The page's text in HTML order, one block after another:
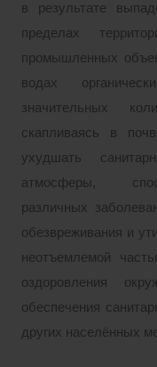
в результате
пределах
промышленных
водах
значительных
скапливаясь в
ухудшать
атмосферы,
различных
обезвреживания и
неотъемлемой
оздоровления
обеспечения
других населённых